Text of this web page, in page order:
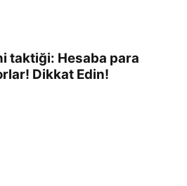
taktiği: Hesaba para
Dikkat Edin!